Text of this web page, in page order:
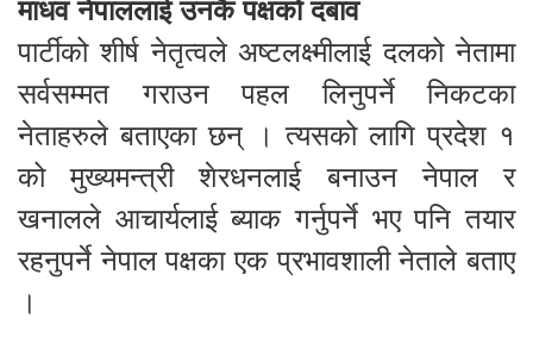
माधव नेपाललाई उनकै पक्षको दबाव
पार्टीको शीर्ष नेतृत्वले अष्टलक्ष्मीलाई दलको नेतामा
सर्वसम्मत गराउन पहल लिनुपर्ने निकटका
नेताहरुले बताएका छन् । त्यसको लागि प्रदेश १
को मुख्यमन्त्री शेरधनलाई बनाउन नेपाल र
खनालले आचार्यलाई ब्याक गर्नुपर्ने भए पनि तयार
रहनुपर्ने नेपाल पक्षका एक प्रभावशाली नेताले बताए
।